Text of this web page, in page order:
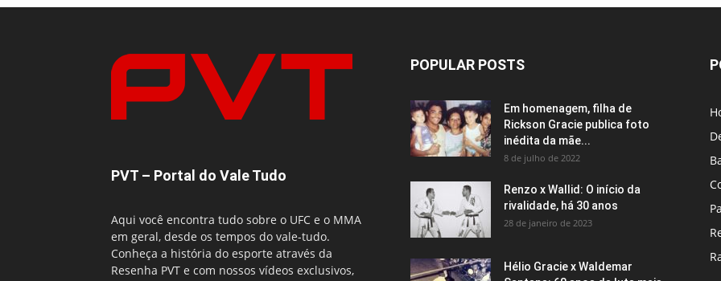
PVT – Portal do Vale Tudo
Aqui você encontra tudo sobre o UFC e o MMA
em geral, desde os tempos do vale-tudo.
Conheça a história do esporte através da
Resenha PVT e com nossos vídeos exclusivos,
POPULAR POSTS
Em homenagem, filha de
Rickson Gracie publica foto
inédita da mãe...
8 de julho de 2022
Renzo x Wallid: O início da
rivalidade, há 30 anos
28 de janeiro de 2023
Hélio Gracie x Waldemar